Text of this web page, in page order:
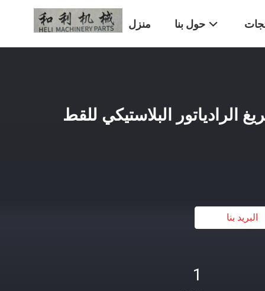
منزل حول بنا
الرادياتور البلاستيكي للقط
البريد بنا
1